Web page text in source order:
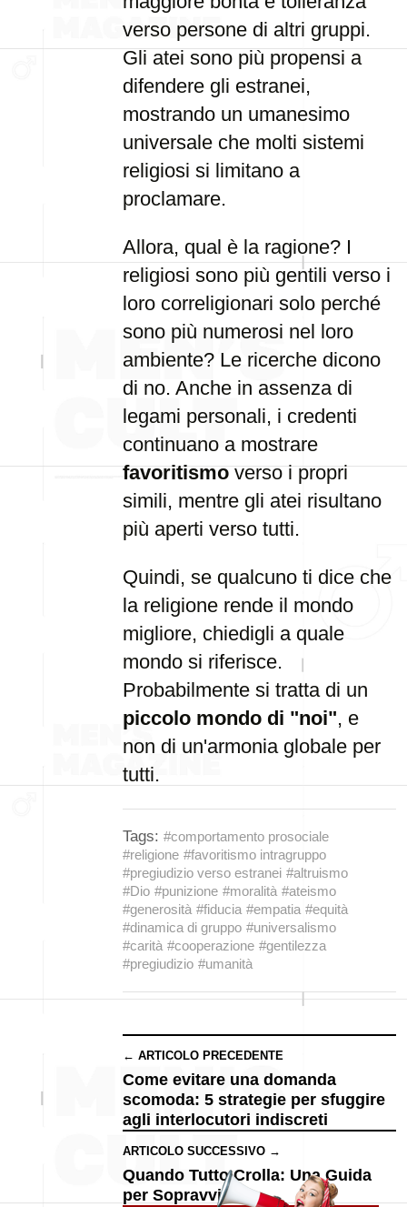
verso persone di altri gruppi.
Gli atei sono più propensi a
difendere gli estranei,
mostrando un umanesimo
universale che molti sistemi
religiosi si limitano a
proclamare.
Allora, qual è la ragione? I
religiosi sono più gentili verso i
loro correligionari solo perché
sono più numerosi nel loro
ambiente? Le ricerche dicono
di no. Anche in assenza di
legami personali, i credenti
continuano a mostrare
favoritismoverso i propri
simili, mentre gli atei risultano
più aperti verso tutti.
Quindi, se qualcuno ti dice che
la religione rende il mondo
migliore, chiedigli a quale
mondo si riferisce.
Probabilmente si tratta di un
piccolo mondo di "noi", e
non di un'armonia globale per
tutti.
Tags: #comportamento prosociale
#religione #favoritismo intragruppo
#pregiudizio verso estranei #altruismo
#Dio #punizione #moralità #ateismo
#generosità #fiducia #empatia #equità
#dinamica di gruppo #universalismo
#carità #cooperazione #gentilezza
#pregiudizio #umanità
← ARTICOLO PRECEDENTE
Come evitare una domanda
scomoda: 5 strategie per sfuggire
agli interlocutori indiscreti
ARTICOLO SUCCESSIVO →
Quando Tutto Crolla: Una Guida
per Sopravvivere